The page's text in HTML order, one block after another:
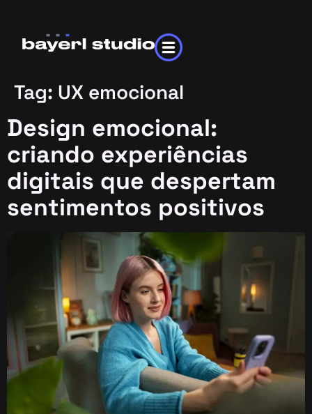
Tag: UX emocional
Design emocional:
criando experiências
digitais que despertam
sentimentos positivos